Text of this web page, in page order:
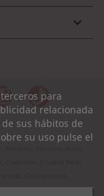

InstagramTikTok
para
relacionada
sus hábitos de
su uso pulse el
Asturias, Avila,
Guadalajara,
Málaga, Murcia,